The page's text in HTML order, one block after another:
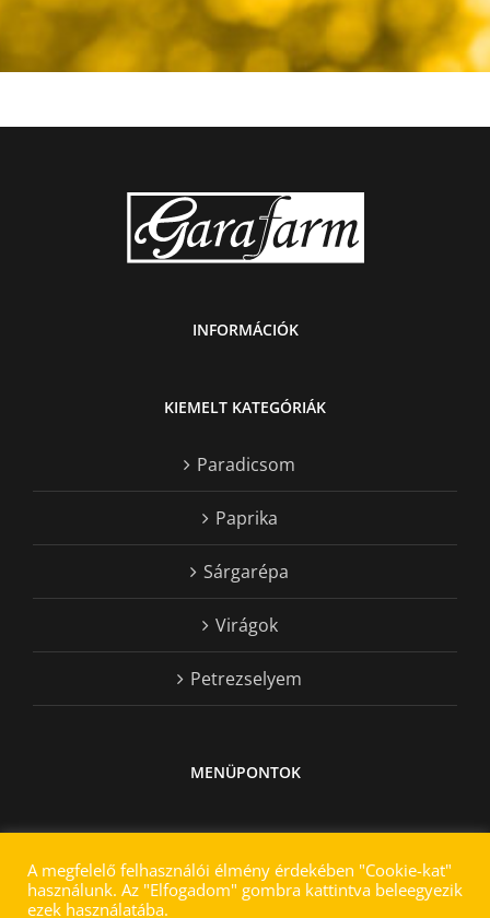
INFORMÁCIÓK
KIEMELT KATEGÓRIÁK
Paradicsom
Paprika
Sárgarépa
Virágok
Petrezselyem
MENÜPONTOK
A megfelelő felhasználói élmény érdekében "Cookie-kat"
használunk. Az "Elfogadom" gombra kattintva beleegyezik
ezek használatába.